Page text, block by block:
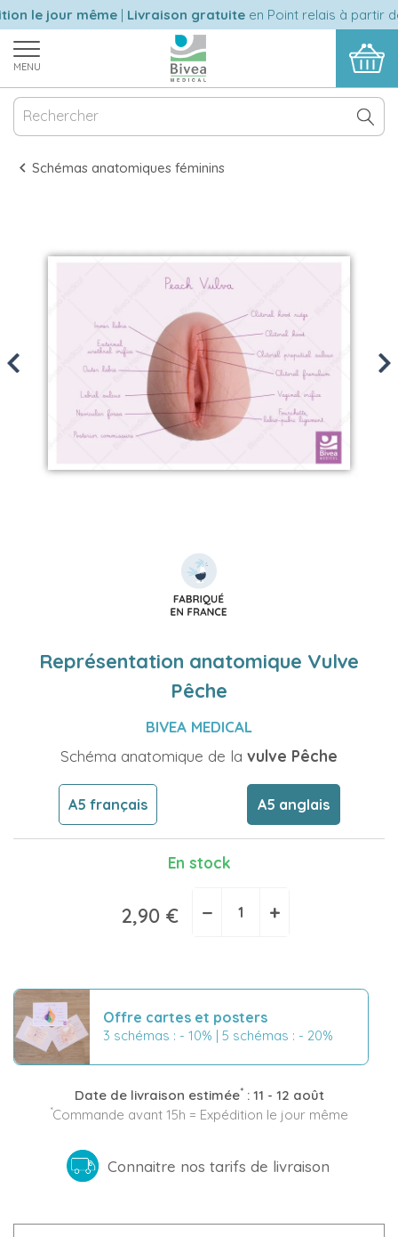
le jour même|Livraison gratuiteen Point relais à partir de
MENU
Schémas anatomiques féminins
Previous
Représentation anatomique Vulve
Pêche
BIVEA MEDICAL
Schéma anatomique de la vulve Pêche
A5 français A5 anglais
En stock
2,90 € − +
Offre cartes et posters
3 schémas : - 10% | 5 schémas : - 20%
Date de livraison estimée*: 11 - 12 août
*Commande avant 15h = Expédition le jour même
Connaitre nos tarifs de livraison